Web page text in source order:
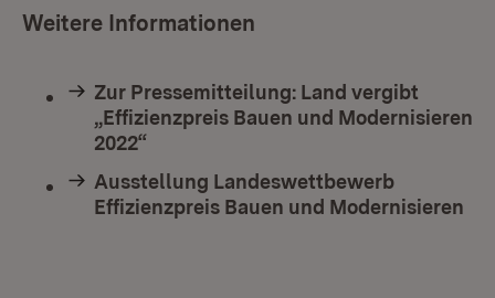
Weitere Informationen
Zur Pressemitteilung: Land vergibt
„Effizienzpreis Bauen und Modernisieren
2022“
Ausstellung Landeswettbewerb
Effizienzpreis Bauen und Modernisieren